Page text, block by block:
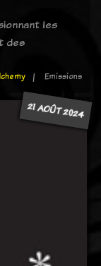
les
des
Emissions
21 AOÛT 2024